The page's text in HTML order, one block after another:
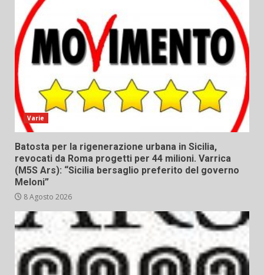
Varie
Batosta per la rigenerazione urbana in Sicilia,
revocati da Roma progetti per 44 milioni. Varrica
(M5S Ars): “Sicilia bersaglio preferito del governo
Meloni”
8 Agosto 2026